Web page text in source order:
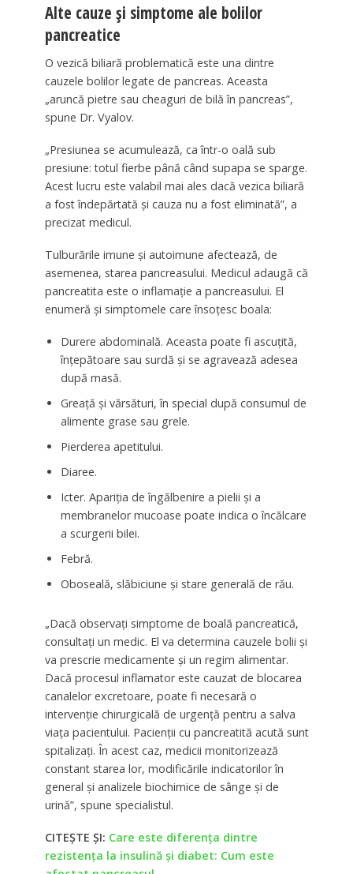
Alte cauze și simptome ale bolilor
pancreatice
O vezică biliară problematică este una dintre
cauzele bolilor legate de pancreas. Aceasta
„aruncă pietre sau cheaguri de bilă în pancreas”,
spune Dr. Vyalov.
„Presiunea se acumulează, ca într-o oală sub
presiune: totul fierbe până când supapa se sparge.
Acest lucru este valabil mai ales dacă vezica biliară
a fost îndepărtată și cauza nu a fost eliminată”, a
precizat medicul.
Tulburările imune și autoimune afectează, de
asemenea, starea pancreasului. Medicul adaugă că
pancreatita este o inflamație a pancreasului. El
enumeră și simptomele care însoțesc boala:
Durere abdominală. Aceasta poate fi ascuțită,
înțepătoare sau surdă și se agravează adesea
după masă.
Greață și vărsături, în special după consumul de
alimente grase sau grele.
Pierderea apetitului.
Diaree.
Icter. Apariția de îngălbenire a pielii și a
membranelor mucoase poate indica o încălcare
a scurgerii bilei.
Febră.
Oboseală, slăbiciune și stare generală de rău.
„Dacă observați simptome de boală pancreatică,
consultați un medic. El va determina cauzele bolii și
va prescrie medicamente și un regim alimentar.
Dacă procesul inflamator este cauzat de blocarea
canalelor excretoare, poate fi necesară o
intervenție chirurgicală de urgență pentru a salva
viața pacientului. Pacienții cu pancreatită acută sunt
spitalizați. În acest caz, medicii monitorizează
constant starea lor, modificările indicatorilor în
general și analizele biochimice de sânge și de
urină”, spune specialistul.
CITEȘTE ȘI: Care este diferența dintre
rezistența la insulină și diabet: Cum este